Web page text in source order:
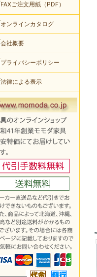
FAXご注文用紙（PDF）
オンラインカタログ
会社概要
プライバシーポリシー
法律による表示